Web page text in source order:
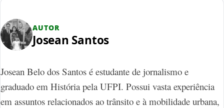
AUTOR
Josean Santos
Josean Belo dos Santos é estudante de jornalismo e
graduado em História pela UFPI. Possui vasta experiência
em assuntos relacionados ao trânsito e à mobilidade urbana,